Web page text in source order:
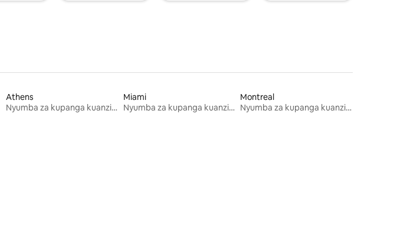
Athens
Nyumba za kupanga kuanzia mwezi mmoja
Miami
Nyumba za kupanga kuanzia mwezi mmoja
Montreal
Nyumba za kupanga kuanzia mwezi mmoja